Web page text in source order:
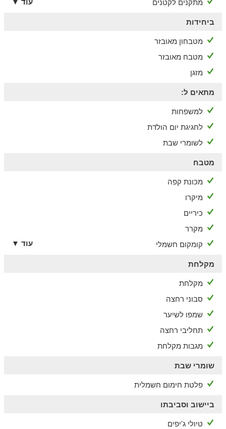
מתקנים לקטנים
ביחידות
מטבחון מאובזר
מטבח מאובזר
מזגן
מתאים ל:
למשפחות
לחגיגת יום הולדת
לשומרי שבת
מטבח
מכונת קפה
מיקרו
כיריים
מקרר
קומקום חשמלי
עוד ▼
מקלחת
מקלחת
סבוני רחצה
שמפו לשיער
תחליבי רחצה
מגבות מקלחת
שומרי שבת
פלטת חימום חשמלית
ביישוב וסביבתו
טיולי ג'יפים